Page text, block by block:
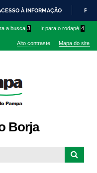
À INFORMAÇÃO
a busca 3 Ir para o rodapé 4
Alto contraste Mapa do site
Borja